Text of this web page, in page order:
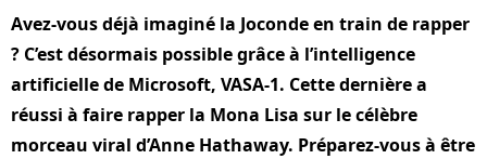
Avez-vous déjà imaginé la Joconde en train de rapper
? C’est désormais possible grâce à l’intelligence
artificielle de Microsoft, VASA-1. Cette dernière a
réussi à faire rapper la Mona Lisa sur le célèbre
morceau viral d’Anne Hathaway. Préparez-vous à être